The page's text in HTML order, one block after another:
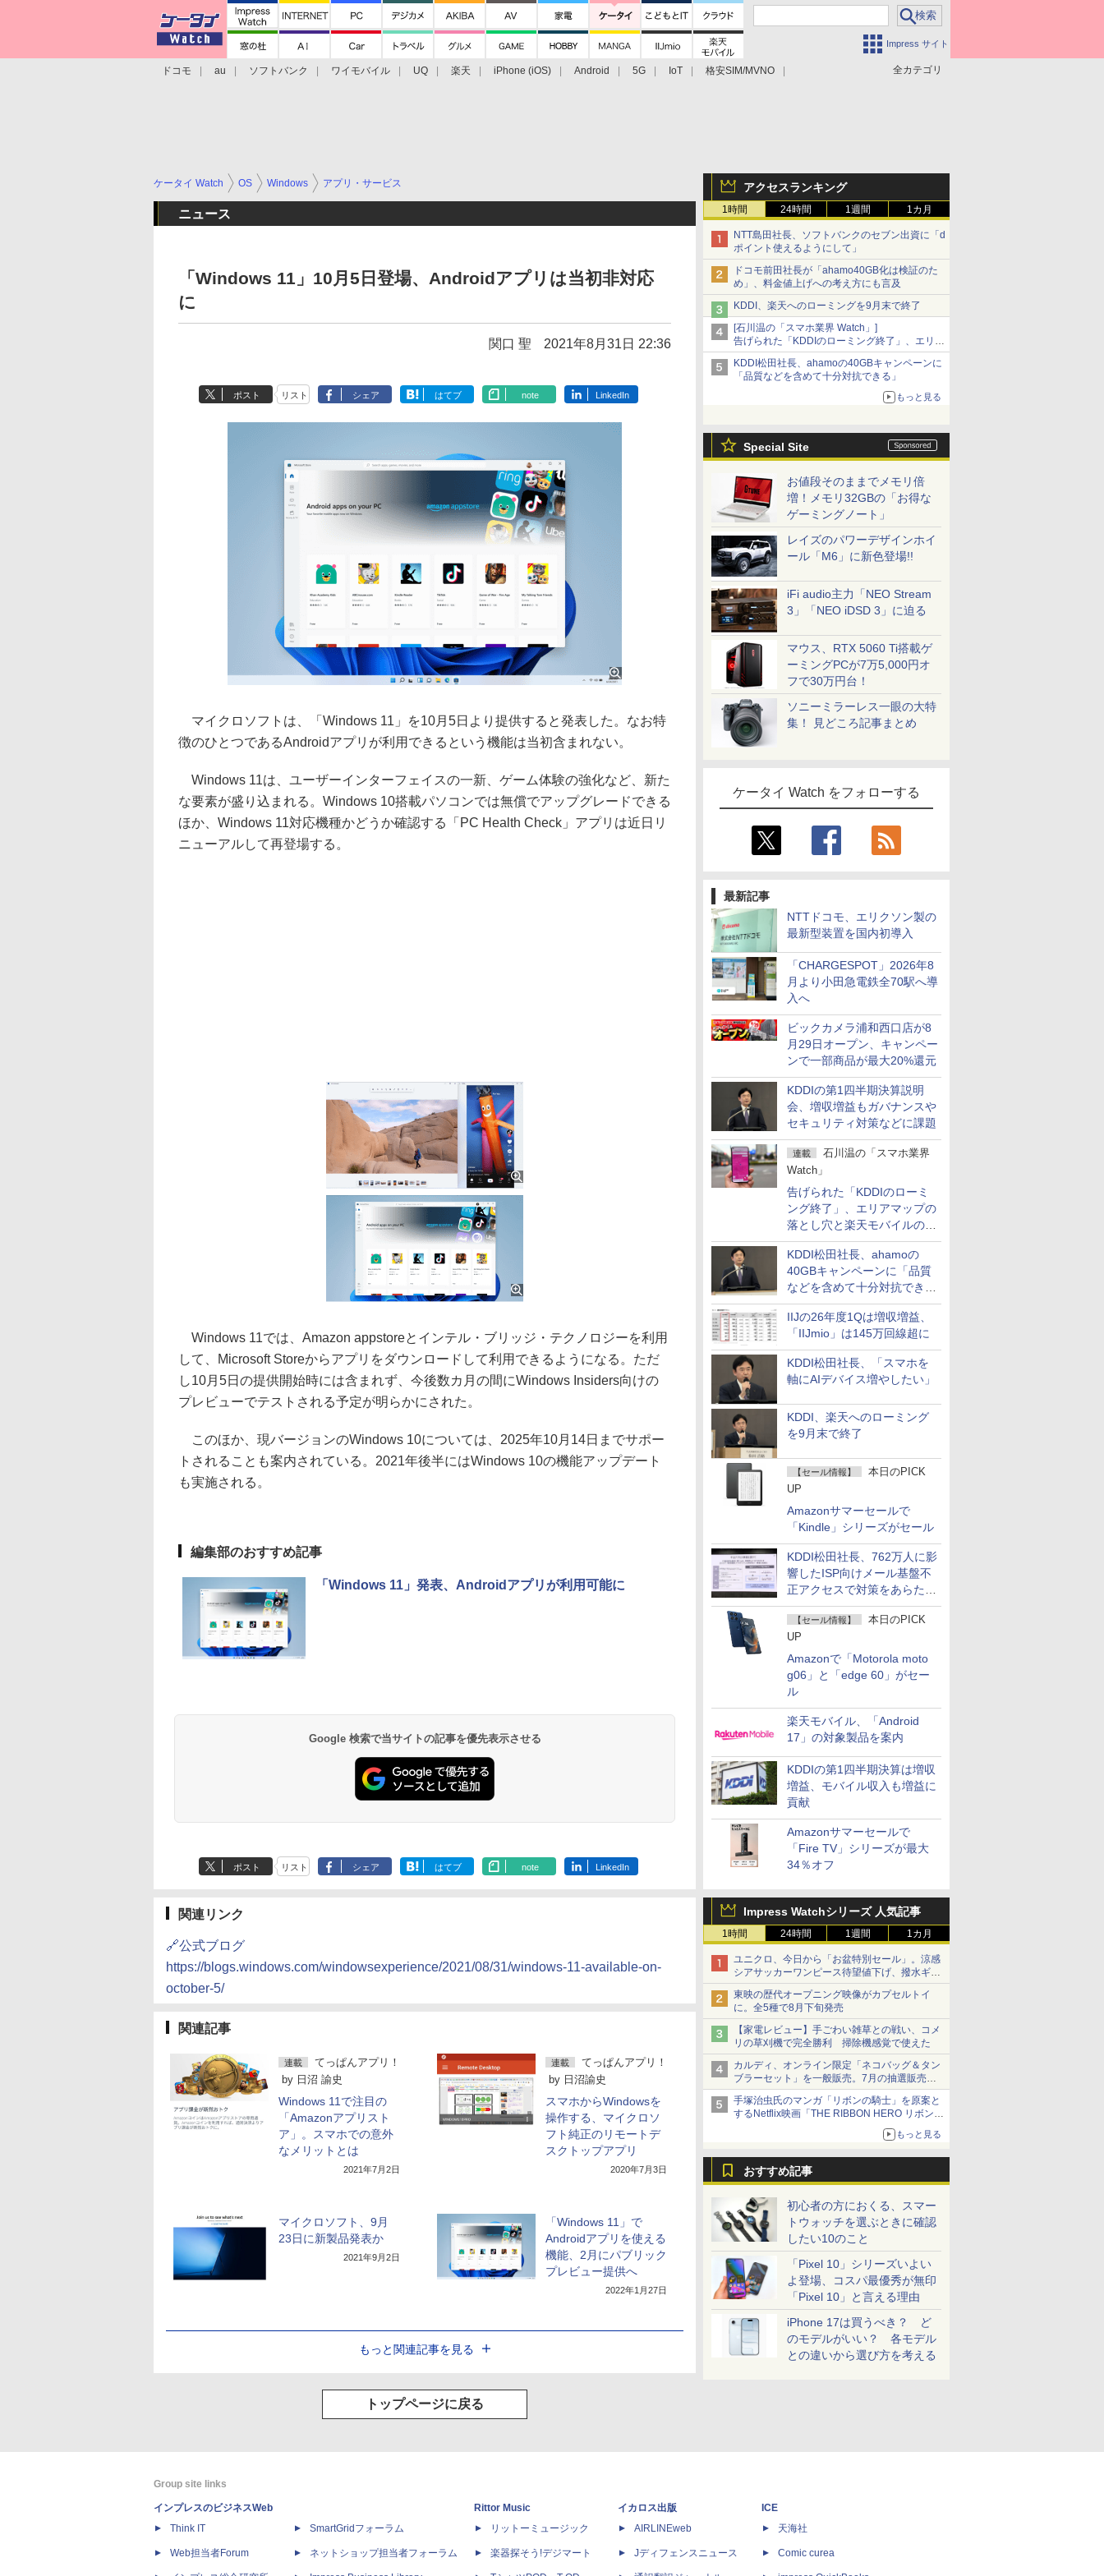
Impress サイト
全カテゴリ
ドコモ au ソフトバンク ワイモバイル UQ 楽天 iPhone (iOS) Android 5G IoT
格安SIM/MVNO
アクセスランキング
1時間 24時間 1週間 1カ月
NTT島田社長、ソフトバンクのセブン出資に「d
ポイント使えるようにして」
ドコモ前田社長が「ahamo40GB化は検証のた
め」、料金値上げへの考え方にも言及
KDDI、楽天へのローミングを9月末で終了
[石川温の「スマホ業界 Watch」]
告げられた「KDDIのローミング終了」、エリア
マップの落とし穴と楽天モバイルの課題
KDDI松田社長、ahamoの40GBキャンペーンに
「品質などを含めて十分対抗できる」
もっと見る
Special Site
お値段そのままでメモリ倍
増！メモリ32GBの「お得な
ゲーミングノート」
レイズのパワーデザインホイ
ール「M6」に新色登場!!
iFi audio主力「NEO Stream
3」「NEO iDSD 3」に迫る
マウス、RTX 5060 Ti搭載ゲ
ーミングPCが7万5,000円オ
フで30万円台！
ソニーミラーレス一眼の大特
集！ 見どころ記事まとめ
ケータイ Watch をフォローする
最新記事
NTTドコモ、エリクソン製の
最新型装置を国内初導入
「CHARGESPOT」2026年8
月より小田急電鉄全70駅へ導
入へ
ビックカメラ浦和西口店が8
月29日オープン、キャンペー
ンで一部商品が最大20%還元
KDDIの第1四半期決算説明
会、増収増益もガバナンスや
セキュリティ対策などに課題
連載
石川温の「スマホ業界
Watch」
告げられた「KDDIのローミ
ング終了」、エリアマップの
落とし穴と楽天モバイルの課
題
KDDI松田社長、ahamoの
40GBキャンペーンに「品質
などを含めて十分対抗でき
る」
IIJの26年度1Qは増収増益、
「IIJmio」は145万回線超に
KDDI松田社長、「スマホを
軸にAIデバイス増やしたい」
KDDI、楽天へのローミング
を9月末で終了
【セール情報】
本日のPICK
UP
Amazonサマーセールで
「Kindle」シリーズがセール
KDDI松田社長、762万人に影
響したISP向けメール基盤不
正アクセスで対策をあらため
て説明
【セール情報】
本日のPICK
UP
Amazonで「Motorola moto
g06」と「edge 60」がセー
ル
楽天モバイル、「Android
17」の対象製品を案内
KDDIの第1四半期決算は増収
増益、モバイル収入も増益に
貢献
Amazonサマーセールで
「Fire TV」シリーズが最大
34％オフ
Impress Watchシリーズ 人気記事
1時間 24時間 1週間 1カ月
ユニクロ、今日から「お盆特別セール」。涼感
シアサッカーワンピース待望値下げ、撥水ギア
ショーツは1990円に
東映の歴代オープニング映像がカプセルトイ
に。全5種で8月下旬発売
【家電レビュー】手ごわい雑草との戦い、コメ
リの草刈機で完全勝利 掃除機感覚で使えた
カルディ、オンライン限定「ネコバッグ＆タン
ブラーセット」を一般販売。7月の抽選販売の
当選無効分
手塚治虫氏のマンガ「リボンの騎士」を原案と
するNetflix映画「THE RIBBON HERO リボンヒ
もっと見る
おすすめ記事
初心者の方におくる、スマー
トウォッチを選ぶときに確認
したい10のこと
「Pixel 10」シリーズいよい
よ登場、コスパ最優秀が無印
「Pixel 10」と言える理由
iPhone 17は買うべき？ ど
のモデルがいい？ 各モデル
との違いから選び方を考える
ケータイ Watch OS Windows アプリ・サービス
ニュース
「Windows 11」10月5日登場、Androidアプリは当初非対応
に
関口 聖 2021年8月31日 22:36
ポスト リスト シェア はてブ note LinkedIn
マイクロソフトは、「Windows 11」を10月5日より提供すると発表した。なお特
徴のひとつであるAndroidアプリが利用できるという機能は当初含まれない。
Windows 11は、ユーザーインターフェイスの一新、ゲーム体験の強化など、新た
な要素が盛り込まれる。Windows 10搭載パソコンでは無償でアップグレードできる
ほか、Windows 11対応機種かどうか確認する「PC Health Check」アプリは近日リ
ニューアルして再登場する。
Windows 11では、Amazon appstoreとインテル・ブリッジ・テクノロジーを利用
して、Microsoft Storeからアプリをダウンロードして利用できるようになる。ただ
し10月5日の提供開始時には含まれず、今後数カ月の間にWindows Insiders向けの
プレビューでテストされる予定が明らかにされた。
このほか、現バージョンのWindows 10については、2025年10月14日までサポー
トされることも案内されている。2021年後半にはWindows 10の機能アップデート
も実施される。
編集部のおすすめ記事
「Windows 11」発表、Androidアプリが利用可能に
Google 検索で当サイトの記事を優先表示させる
ポスト リスト シェア はてブ note LinkedIn
関連リンク
🔗公式ブログ
https://blogs.windows.com/windowsexperience/2021/08/31/windows-11-available-on-
october-5/
関連記事
連載
てっぱんアプリ！
by 日沼 諭史
Windows 11で注目の
「Amazonアプリスト
ア」。スマホでの意外
なメリットとは
2021年7月2日
連載
てっぱんアプリ！
by 日沼諭史
スマホからWindowsを
操作する、マイクロソ
フト純正のリモートデ
スクトップアプリ
2020年7月3日
マイクロソフト、9月
23日に新製品発表か
2021年9月2日
「Windows 11」で
Androidアプリを使える
機能、2月にパブリック
プレビュー提供へ
2022年1月27日
もっと関連記事を見る
トップページに戻る
Group site links
インプレスのビジネスWeb
Think IT
Web担当者Forum
SmartGridフォーラム
ネットショップ担当者フォーラム
Rittor Music
リットーミュージック
楽器探そう!デジマート
イカロス出版
AIRLINEweb
Jディフェンスニュース
ICE
天海社
Comic curea